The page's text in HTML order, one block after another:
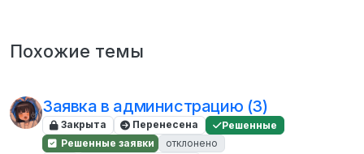
Похожие темы
Заявка в администрацию (3)
Закрыта Перенесена
Решенные
Решенные заявки
отклонено